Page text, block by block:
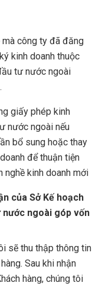
công ty đã đăng
kinh doanh thuộc
tư nước ngoài
giấy phép kinh
nước ngoài nếu
bổ sung hoặc thay
để thuận tiện
nghề kinh doanh mới
của Sở Kế hoạch
ngoài góp vốn
sẽ thu thập thông tin
Sau khi nhận
hàng, chúng tôi